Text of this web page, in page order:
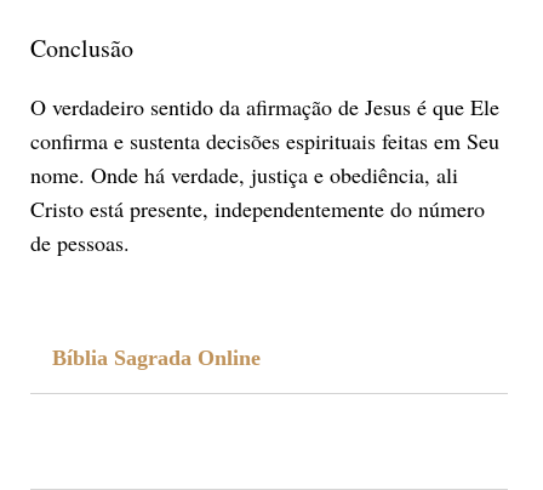
Conclusão
O verdadeiro sentido da afirmação de Jesus é que Ele
confirma e sustenta decisões espirituais feitas em Seu
nome. Onde há verdade, justiça e obediência, ali
Cristo está presente, independentemente do número
de pessoas.
Bíblia Sagrada Online